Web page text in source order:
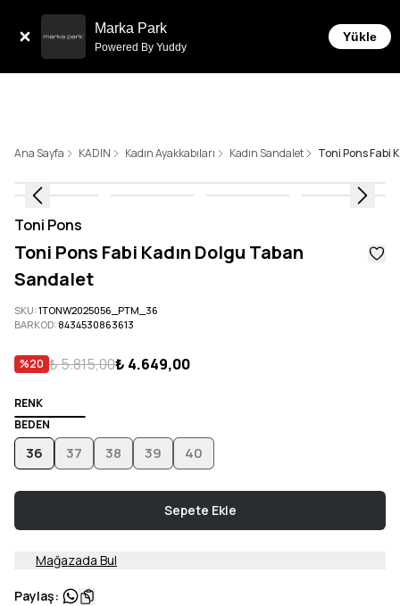
Marka Park
Powered By Yuddy
Yükle
Tüm Siparişlerde 6 Taksit İmkanı!
Ana Sayfa KADIN Kadın Ayakkabıları Kadın Sandalet Toni Pons Fabi
Toni Pons
Toni Pons Fabi Kadın Dolgu Taban
Sandalet
SKU:1TONW2025056_PTM_36
BARKOD: 8434530863613
%20 ₺ 5.815,00₺ 4.649,00
RENK
BEDEN
36 37 38 39 40
Sepete Ekle
Mağazada Bul
Paylaş: